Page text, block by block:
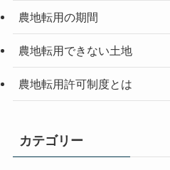
農地転用の期間
農地転用できない土地
農地転用許可制度とは
カテゴリー